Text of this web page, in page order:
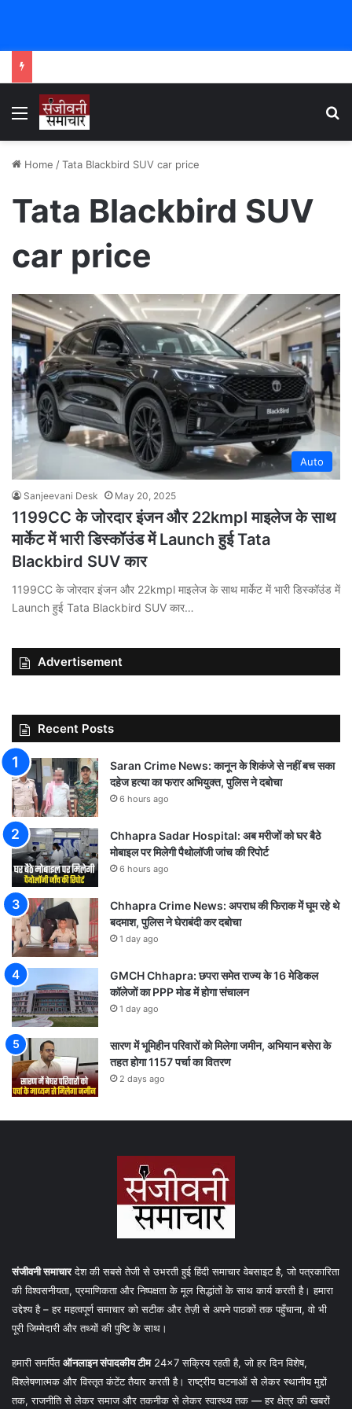
Menu
Home /Tata Blackbird SUV car price
Tata Blackbird SUV
car price
Auto
Sanjeevani Desk May 20, 2025
1199CC के जोरदार इंजन और 22kmpl माइलेज के साथ
मार्केट में भारी डिस्कॉउंड में Launch हुई Tata
Blackbird SUV कार
1199CC के जोरदार इंजन और 22kmpl माइलेज के साथ मार्केट में भारी डिस्कॉउंड में
Launch हुई Tata Blackbird SUV कार…
Advertisement
Recent Posts
Saran Crime News: कानून के शिकंजे से नहीं बच सका
दहेज हत्या का फरार अभियुक्त, पुलिस ने दबोचा
6 hours ago
Chhapra Sadar Hospital: अब मरीजों को घर बैठे
मोबाइल पर मिलेगी पैथोलॉजी जांच की रिपोर्ट
6 hours ago
Chhapra Crime News: अपराध की फिराक में घूम रहे थे
बदमाश, पुलिस ने घेराबंदी कर दबोचा
1 day ago
GMCH Chhapra: छपरा समेत राज्य के 16 मेडिकल
कॉलेजों का PPP मोड में होगा संचालन
1 day ago
सारण में भूमिहीन परिवारों को मिलेगा जमीन, अभियान बसेरा के
तहत होगा 1157 पर्चा का वितरण
2 days ago
संजीवनी समाचारदेश की सबसे तेजी से उभरती हुई हिंदी समाचार वेबसाइट है, जो पत्रकारिता
की विश्वसनीयता, प्रमाणिकता और निष्पक्षता के मूल सिद्धांतों के साथ कार्य करती है। हमारा
उद्देश्य है – हर महत्वपूर्ण समाचार को सटीक और तेज़ी से अपने पाठकों तक पहुँचाना, वो भी
पूरी जिम्मेदारी और तथ्यों की पुष्टि के साथ।
हमारी समर्पितऑनलाइन संपादकीय टीम24×7 सक्रिय रहती है, जो हर दिन विशेष,
विश्लेषणात्मक और विस्तृत कंटेंट तैयार करती है। राष्ट्रीय घटनाओं से लेकर स्थानीय मुद्दों
तक, राजनीति से लेकर समाज और तकनीक से लेकर स्वास्थ्य तक — हर क्षेत्र की खबरों